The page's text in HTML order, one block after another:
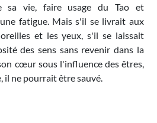
sa vie, faire usage du Tao et
fatigue. Mais s'il se livrait aux
et les yeux, s'il se laissait
des sens sans revenir dans la
cœur sous l'influence des êtres,
il ne pourrait être sauvé.